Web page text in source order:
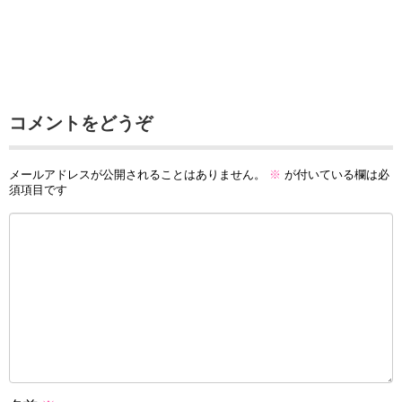
コメントをどうぞ
メールアドレスが公開されることはありません。 ※ が付いている欄は必
須項目です